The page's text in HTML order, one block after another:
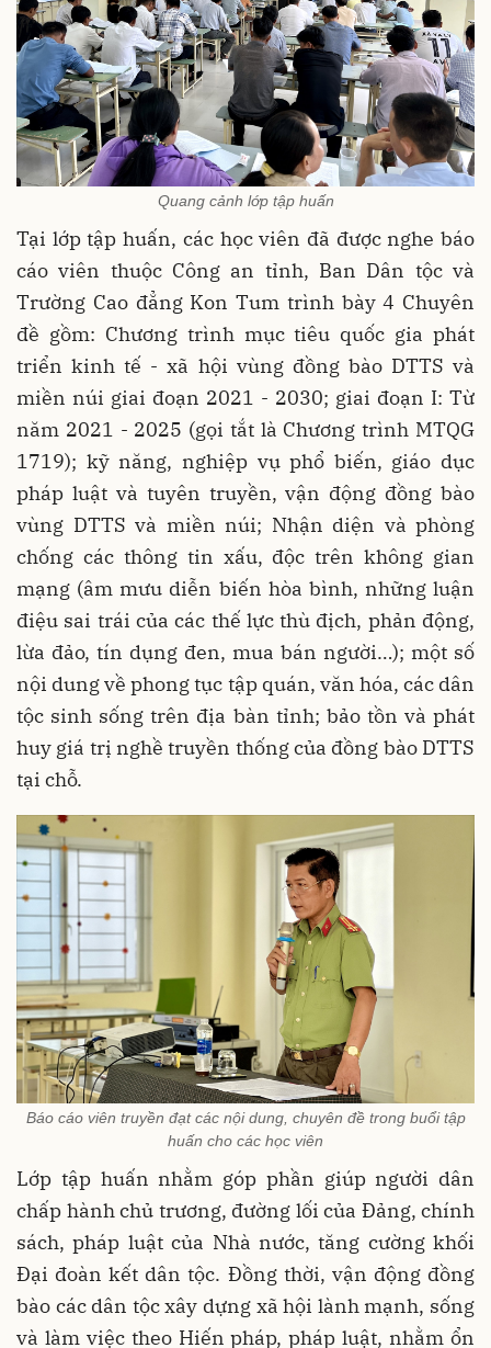
Quang cảnh lớp tập huấn
Tại lớp tập huấn, các học viên đã được nghe báo
cáo viên thuộc Công an tỉnh, Ban Dân tộc và
Trường Cao đẳng Kon Tum trình bày 4 Chuyên
đề gồm: Chương trình mục tiêu quốc gia phát
triển kinh tế - xã hội vùng đồng bào DTTS và
miền núi giai đoạn 2021 - 2030; giai đoạn I: Từ
năm 2021 - 2025 (gọi tắt là Chương trình MTQG
1719); kỹ năng, nghiệp vụ phổ biến, giáo dục
pháp luật và tuyên truyền, vận động đồng bào
vùng DTTS và miền núi; Nhận diện và phòng
chống các thông tin xấu, độc trên không gian
mạng (âm mưu diễn biến hòa bình, những luận
điệu sai trái của các thế lực thù địch, phản động,
lừa đảo, tín dụng đen, mua bán người…); một số
nội dung về phong tục tập quán, văn hóa, các dân
tộc sinh sống trên địa bàn tỉnh; bảo tồn và phát
huy giá trị nghề truyền thống của đồng bào DTTS
tại chỗ.
Báo cáo viên truyền đạt các nội dung, chuyên đề trong buổi tập
huấn cho các học viên
Lớp tập huấn nhằm góp phần giúp người dân
chấp hành chủ trương, đường lối của Đảng, chính
sách, pháp luật của Nhà nước, tăng cường khối
Đại đoàn kết dân tộc. Đồng thời, vận động đồng
bào các dân tộc xây dựng xã hội lành mạnh, sống
và làm việc theo Hiến pháp, pháp luật, nhằm ổn